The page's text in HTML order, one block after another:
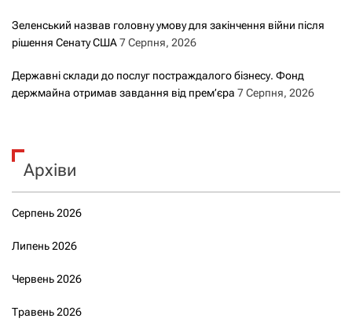
Зеленський назвав головну умову для закінчення війни після
рішення Сенату США7 Серпня, 2026
Державні склади до послуг постраждалого бізнесу. Фонд
держмайна отримав завдання від прем’єра 7 Серпня, 2026
Архіви
Серпень 2026
Липень 2026
Червень 2026
Травень 2026